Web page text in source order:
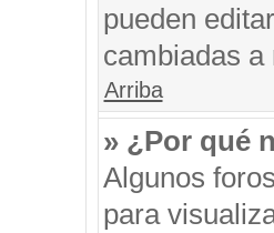
pueden
cambiadas a
Arriba
» ¿Por qué
Algunos
para